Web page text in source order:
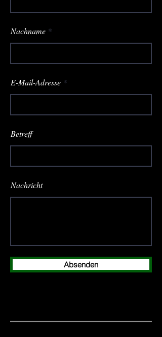
Nachname
E-Mail-Adresse
Betreff
Nachricht
Absenden